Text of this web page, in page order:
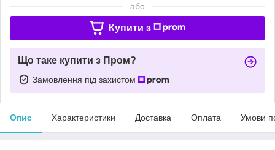
або
Купити з
Що таке купити з Пром?
Замовлення під захистом
Опис Характеристики Доставка Оплата Умови